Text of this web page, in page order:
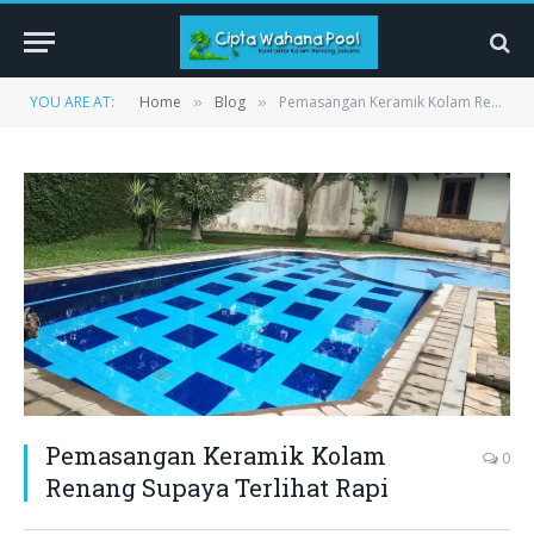
YOU ARE AT: Home » Blog » Pemasangan Keramik Kolam Renang Supaya Terlihat Rapi
Pemasangan Keramik Kolam
Renang Supaya Terlihat Rapi
0